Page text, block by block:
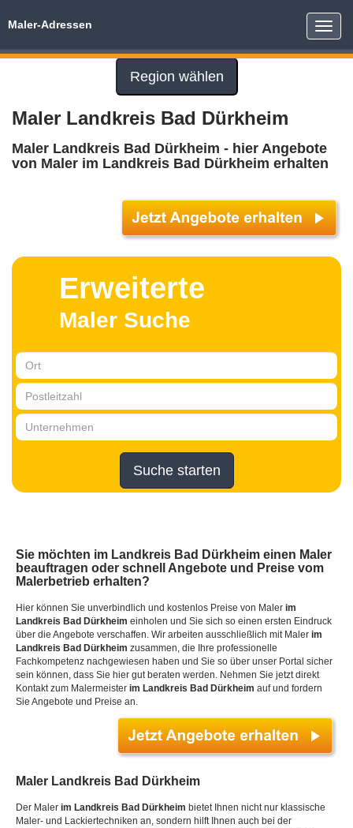
Toggle
Maler-Adressen
Region wählen
Maler Landkreis Bad Dürkheim
Maler Landkreis Bad Dürkheim - hier Angebote
von Maler im Landkreis Bad Dürkheim erhalten
Erweiterte
Maler Suche
Suche starten
Sie möchten im Landkreis Bad Dürkheim einen Maler
beauftragen oder schnell Angebote und Preise vom
Malerbetrieb erhalten?
Hier können Sie unverbindlich und kostenlos Preise von Maler im
Landkreis Bad Dürkheim einholen und Sie sich so einen ersten Eindruck
über die Angebote verschaffen. Wir arbeiten ausschließlich mit Maler im
Landkreis Bad Dürkheim zusammen, die Ihre professionelle
Fachkompetenz nachgewiesen haben und Sie so über unser Portal sicher
sein können, dass Sie hier gut beraten werden. Nehmen Sie jetzt direkt
Kontakt zum Malermeister im Landkreis Bad Dürkheim auf und fordern
Sie Angebote und Preise an.
Maler Landkreis Bad Dürkheim
Der Maler im Landkreis Bad Dürkheim bietet Ihnen nicht nur klassische
Maler- und Lackiertechniken an, sondern hilft Ihnen auch bei der